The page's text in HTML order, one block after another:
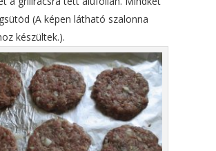
(A képen látható szalonna
készültek.).